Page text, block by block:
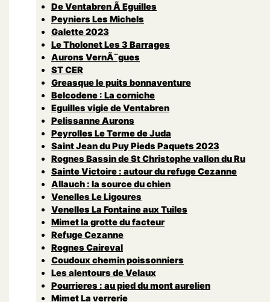
De Ventabren Ã Eguilles
Peyniers Les Michels
Galette 2023
Le Tholonet Les 3 Barrages
Aurons VernÃ¨gues
ST CER
Greasque le puits bonnaventure
Belcodene : La corniche
Eguilles vigie de Ventabren
Pelissanne Aurons
Peyrolles Le Terme de Juda
Saint Jean du Puy Pieds Paquets 2023
Rognes Bassin de St Christophe vallon du Ru
Sainte Victoire : autour du refuge Cezanne
Allauch : la source du chien
Venelles Le Ligoures
Venelles La Fontaine aux Tuiles
Mimet la grotte du facteur
Refuge Cezanne
Rognes Caireval
Coudoux chemin poissonniers
Les alentours de Velaux
Pourrieres : au pied du mont aurelien
Mimet La verrerie